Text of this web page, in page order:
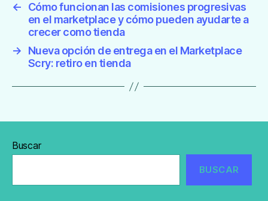
←
Cómo funcionan las comisiones progresivas
en el marketplace y cómo pueden ayudarte a
crecer como tienda
→
Nueva opción de entrega en el Marketplace
Scry: retiro en tienda
Buscar
BUSCAR